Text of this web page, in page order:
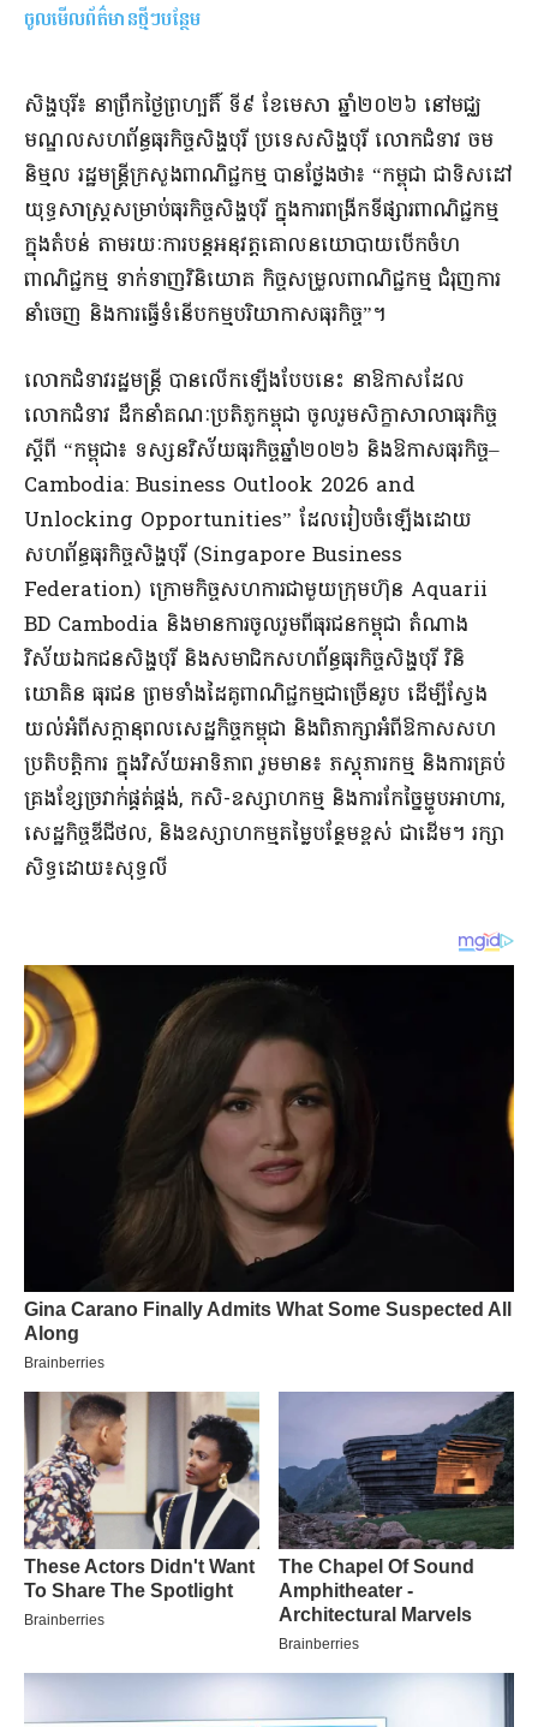
ចូលមើលព័ត៌មានថ្មីៗបន្ថែម
សិង្ហបុរី៖ នាព្រឹកថ្ងៃព្រហ្បតិ៍ ទី៩ ខែមេសា ឆ្នាំ២០២៦ នៅមជ្ឈ
មណ្ឌលសហព័ន្ធធុរកិច្ចសិង្ហបុរី ប្រទេសសិង្ហបុរី លោកជំទាវ ចម
និម្មល រដ្ឋមន្ត្រីក្រសួងពាណិជ្ជកម្ម បានថ្លែងថា៖ “កម្ពុជា ជាទិសដៅ
យុទ្ធសាស្ត្រសម្រាប់ធុរកិច្ចសិង្ហបុរី ក្នុងការពង្រីកទីផ្សារពាណិជ្ជកម្ម
ក្នុងតំបន់ តាមរយៈការបន្តអនុវត្តគោលនយោបាយបើកចំហ
ពាណិជ្ជកម្ម ទាក់ទាញវិនិយោគ កិច្ចសម្រួលពាណិជ្ជកម្ម ជំរុញការ
នាំចេញ និងការធ្វើទំនើបកម្មបរិយាកាសធុរកិច្ច”។
លោកជំទាវរដ្ឋមន្ត្រី បានលើកឡើងបែបនេះ នាឱកាសដែល
លោកជំទាវ ដឹកនាំគណៈប្រតិភូកម្ពុជា ចូលរួមសិក្ខាសាលាធុរកិច្ច
ស្តីពី “កម្ពុជា៖ ទស្សនវិស័យធុរកិច្ចឆ្នាំ២០២៦ និងឱកាសធុរកិច្ច–
Cambodia: Business Outlook 2026 and
Unlocking Opportunities” ដែលរៀបចំឡើងដោយ
សហព័ន្ធធុរកិច្ចសិង្ហបុរី (Singapore Business
Federation) ក្រោមកិច្ចសហការជាមួយក្រុមហ៊ុន Aquarii
BD Cambodia និងមានការចូលរួមពីធុរជនកម្ពុជា តំណាង
វិស័យឯកជនសិង្ហបុរី និងសមាជិកសហព័ន្ធធុរកិច្ចសិង្ហបុរី វិនិ
យោគិន ធុរជន ព្រមទាំងដៃគូពាណិជ្ជកម្មជាច្រើនរូប ដើម្បីស្វែង
យល់អំពីសក្តានុពលសេដ្ឋកិច្ចកម្ពុជា និងពិភាក្សាអំពីឱកាសសហ
ប្រតិបត្តិការ ក្នុងវិស័យអាទិភាព រួមមាន៖ ភស្តុភារកម្ម និងការគ្រប់
គ្រងខ្សែច្រវាក់ផ្គត់ផ្គង់, កសិ-ឧស្សាហកម្ម និងការកែច្នៃម្ហូបអាហារ,
សេដ្ឋកិច្ចឌីជីថល, និងឧស្សាហកម្មតម្លៃបន្ថែមខ្ពស់ ជាដើម។ រក្សា
សិទ្ធដោយ៖សុទ្ធលី